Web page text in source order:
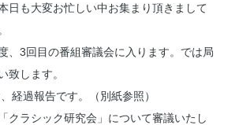
も大変お忙しい中お集まり頂きまして
、3回目の番組審議会に入ります。では局
致します。
経過報告です。（別紙参照）
ラシック研究会」について審議いたし